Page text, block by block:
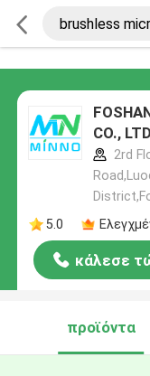
CO.,
2rd
5.0
κάλεσε
προϊόντα